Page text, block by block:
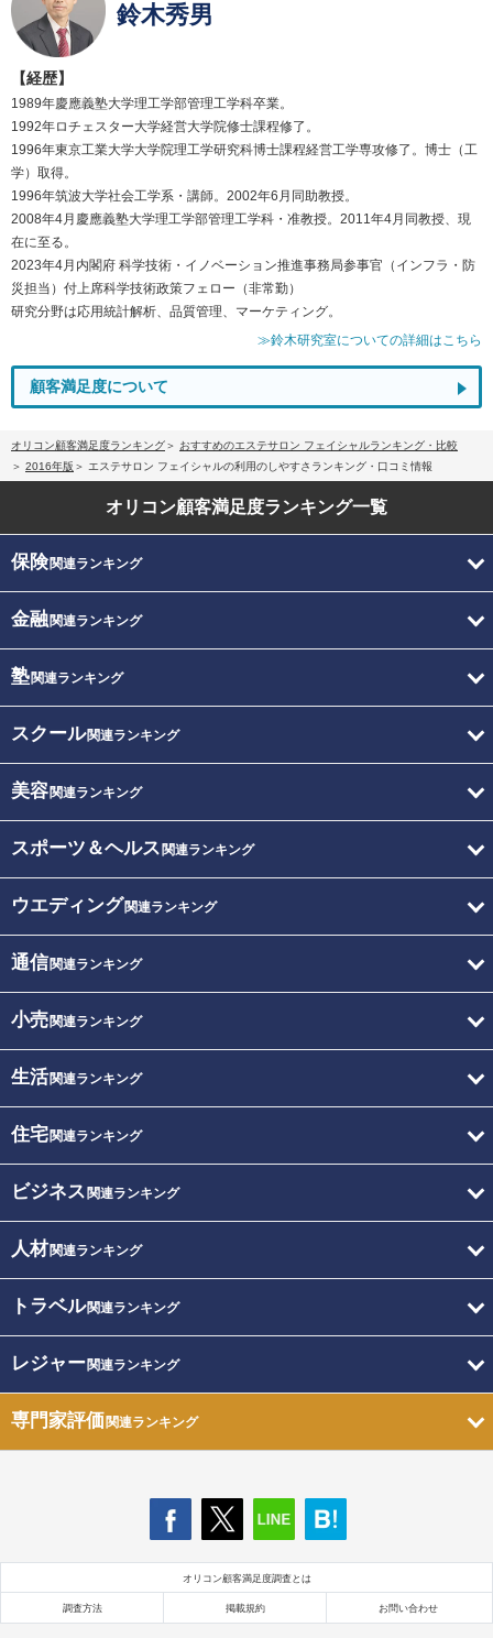
鈴木秀男
【経歴】
1989年慶應義塾大学理工学部管理工学科卒業。
1992年ロチェスター大学経営大学院修士課程修了。
1996年東京工業大学大学院理工学研究科博士課程経営工学専攻修了。博士（工
学）取得。
1996年筑波大学社会工学系・講師。2002年6月同助教授。
2008年4月慶應義塾大学理工学部管理工学科・准教授。2011年4月同教授、現
在に至る。
2023年4月内閣府 科学技術・イノベーション推進事務局参事官（インフラ・防
災担当）付上席科学技術政策フェロー（非常勤）
研究分野は応用統計解析、品質管理、マーケティング。
≫鈴木研究室についての詳細はこちら
顧客満足度について
オリコン顧客満足度ランキング
おすすめのエステサロン フェイシャルランキング・比較
2016年版
エステサロン フェイシャルの利用のしやすさランキング・口コミ情報
オリコン顧客満足度ランキング一覧
保険関連ランキング
金融関連ランキング
塾関連ランキング
スクール関連ランキング
美容関連ランキング
スポーツ＆ヘルス 関連ランキング
ウエディング関連ランキング
通信関連ランキング
小売関連ランキング
生活関連ランキング
住宅関連ランキング
ビジネス 関連ランキング
人材関連ランキング
トラベル関連ランキング
レジャー関連ランキング
専門家評価関連ランキング
オリコン顧客満足度調査とは
調査方法 掲載規約 お問い合わせ